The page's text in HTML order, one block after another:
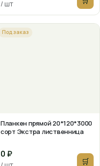
/ шт
Под заказ
Планкен прямой 20*120*3000
сорт Экстра лиственница
0 ₽
🛒